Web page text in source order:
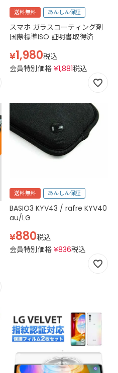
送料無料 あんしん保証
スマホ ガラスコーティング剤
国際標準ISO 証明書取得済
¥1,980税込
会員特別価格 ¥1,881税込
送料無料 あんしん保証
BASIO3 KYV43 / rafre KYV40
au/LG
¥880税込
会員特別価格 ¥836税込